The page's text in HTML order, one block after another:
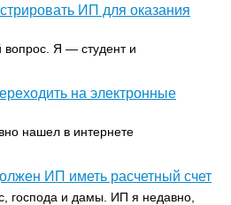
ИП для оказания
вопрос. Я — студент и
на электронные
нашел в интернете
ИП иметь расчетный счет
господа и дамы. ИП я недавно,